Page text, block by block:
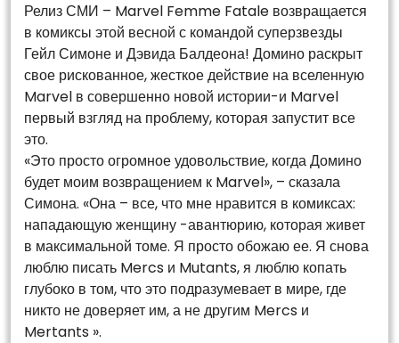
Релиз СМИ – Marvel Femme Fatale возвращается
в комиксы этой весной с командой суперзвезды
Гейл Симоне и Дэвида Балдеона! Домино раскрыт
свое рискованное, жесткое действие на вселенную
Marvel в совершенно новой истории-и Marvel
первый взгляд на проблему, которая запустит все
это.
«Это просто огромное удовольствие, когда Домино
будет моим возвращением к Marvel», – сказала
Симона. «Она – все, что мне нравится в комиксах:
нападающую женщину -авантюрию, которая живет
в максимальной томе. Я просто обожаю ее. Я снова
люблю писать Mercs и Mutants, я люблю копать
глубоко в том, что это подразумевает в мире, где
никто не доверяет им, а не другим Mercs и
Mertants ».